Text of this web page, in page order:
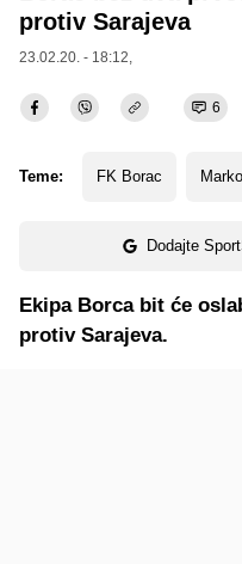
protiv Sarajeva
23.02.20. - 18:12,
6
Teme: FK Borac
Dodajte
Ekipa Borca bit će
protiv Sarajeva.